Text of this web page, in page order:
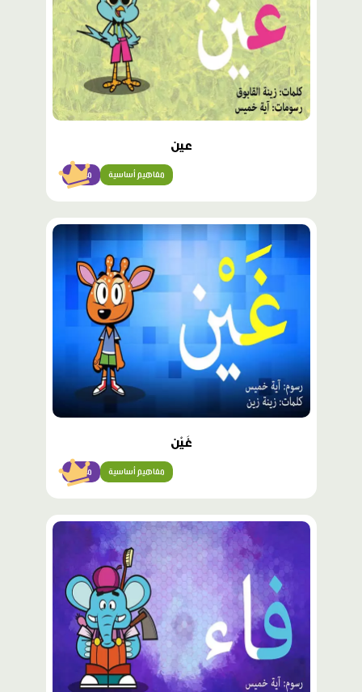
عين
مبتدئ مفاهيم أساسية
محتوى
مميّز
غَيْن
مبتدئ مفاهيم أساسية
محتوى